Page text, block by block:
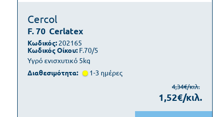
Cercol
F. 70 Cerlatex
Υγρό ενισχυτικό 5kg
Κωδικός: 202165
Κωδικός Οίκου: F.70/5
Διαθεσιμότητα: 1-3 ημέρες
4,34€/κιλ.
1,52€/κιλ.